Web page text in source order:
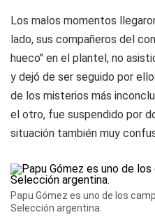
Los malos momentos
lado, sus compañeros del
hueco" en el plantel, no
y dejó de ser seguido por
de los misterios más
el otro, fue suspendido por
situación también muy
Papu Gómez es uno de los
Selección argentina.